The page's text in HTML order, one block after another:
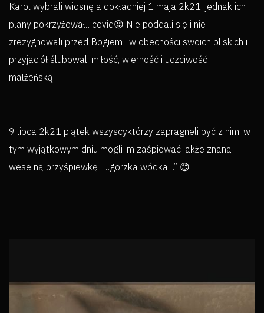
Karol wybrali wiosnę a dokładniej 1 maja 2k21, jednak ich
plany pokrzyżował…covid😜 Nie poddali się i nie
zrezygnowali przed Bogiem i w obecności swoich bliskich i
przyjaciół ślubowali miłość, wierność i uczciwość
małżeńską.
9 lipca 2k21 piątek wszyscyktórzy zapragneli być z nimi w
tym wyjątkowym dniu mogli im zaśpiewać jakże znaną
weselną przyśpiewkę “…gorzka wódka…” 😊